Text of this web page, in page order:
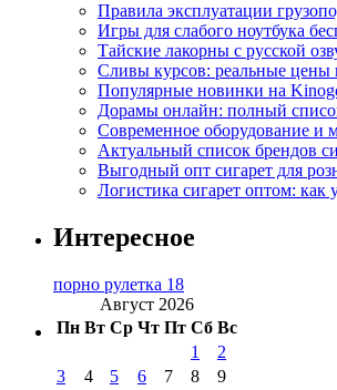
Правила эксплуатации
Игры для слабого ноутбука
Тайские лакорны с русской
Сливы курсов: реальные
Популярные новинки на
Дорамы онлайн: полный
Современное оборудование и
Актуальный список брендов
Выгодный опт сигарет для
Логистика сигарет оптом: как
Интересное
порно рулетка 18
Август 2026
Пн Вт Ср Чт Пт Сб Вс
1
2
3
4 5 6 7 8
9